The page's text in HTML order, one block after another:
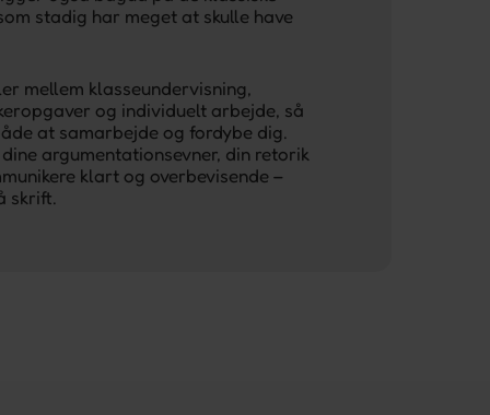
stadig har meget at skulle have
mellem klasseundervisning,
og individuelt arbejde, så
at samarbejde og fordybe dig.
argumentationsevner, din retorik
klart og overbevisende –
skrift.